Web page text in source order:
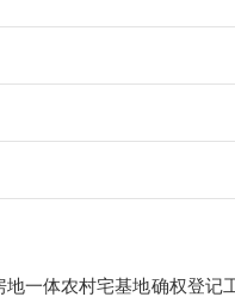
一体农村宅基地确权登